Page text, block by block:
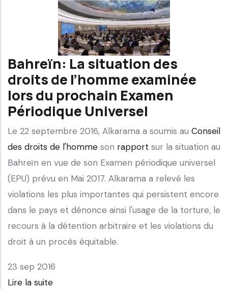
Bahreïn: La situation des
droits de l’homme examinée
lors du prochain Examen
Périodique Universel
Le 22 septembre 2016, Alkarama a soumis au Conseil
des droits de l'homme son rapport sur la situation au
Bahreïn en vue de son Examen périodique universel
(EPU) prévu en Mai 2017. Alkarama a relevé les
violations les plus importantes qui persistent encore
dans le pays et dénonce ainsi l'usage de la torture, le
recours à la détention arbitraire et les violations du
droit à un procès équitable.
23 sep 2016
Lire la suite